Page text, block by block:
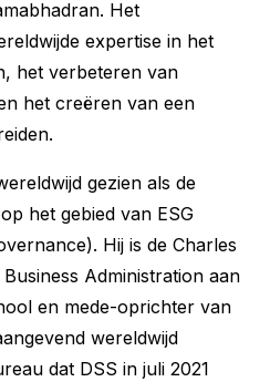
Het
expertise in het
het verbeteren van
het creëren van een
gezien als de
het gebied van ESG
Hij is de Charles
Administration aan
en mede-oprichter van
wereldwijd
dat DSS in juli 2021